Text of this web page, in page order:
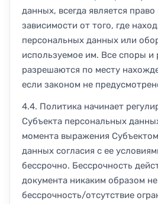
данных, всегда является
зависимости от того, где
персональных данных или
используемое им. Все споры и
разрешаются по месту
если законом не
4.4. Политика начинает
Субъекта персональных
момента выражения
данных согласия с ее
бессрочно. Бессрочность
документа никаким образом
бессрочность/отсутствие